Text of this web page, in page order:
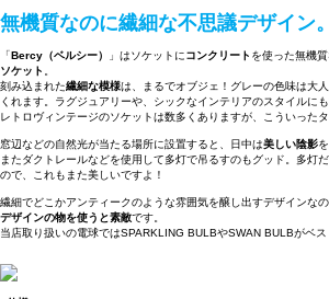
無機質なのに繊細な不思議デザイン。
「Bercy（ベルシー） 」はソケットにコンクリート を使った無機
ソケット
刻み込まれた繊細な模様は、まるでオブジェ！グレーの色味は大人
くれます。ラグジュアリーや、シックなインテリアのスタイルにも
レトロヴィンテージのソケットは数多くありますが、こういった
窓辺などの自然光が当たる場所に設置すると、日中は美しい陰影
またダクトレールなどを使用して多灯で吊るすのもグッド。多灯
ので、これもまた美しいですよ！
繊細でどこかアンティークのような雰囲気を醸し出すデザインなの
デザインの物を使うと素敵です。
当店取り扱いの電球ではSPARKLING BULBやSWAN BULBがベス